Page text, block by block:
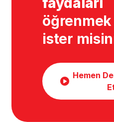
öğrenmek
ister
Hemen